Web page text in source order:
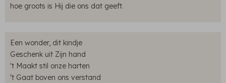
hoe groots is Hij die ons dat geeft.
Een wonder, dit kindje
Geschenk uit Zijn hand
't Maakt stil onze harten
't Gaat boven ons verstand